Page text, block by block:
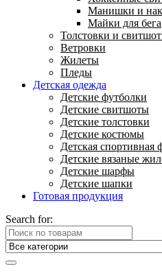
Манишки и
Майки для бега
Толстовки и
Ветровки
Жилеты
Пледы
Детская одежда
Детские футболки
Детские свитшоты
Детские толстовки
Детские костюмы
Детская спортивная
Детские вязаные
Детские шарфы
Детские шапки
Готовая продукция
Search for: